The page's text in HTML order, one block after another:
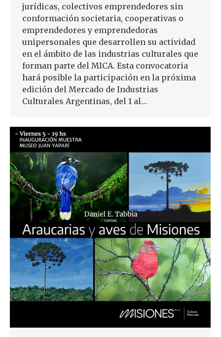
jurídicas, colectivos emprendedores sin
conformación societaria, cooperativas o
emprendedores y emprendedoras
unipersonales que desarrollen su actividad
en el ámbito de las industrias culturales que
forman parte del MICA. Esta convocatoria
hará posible la participación en la próxima
edición del Mercado de Industrias
Culturales Argentinas, del 1 al…